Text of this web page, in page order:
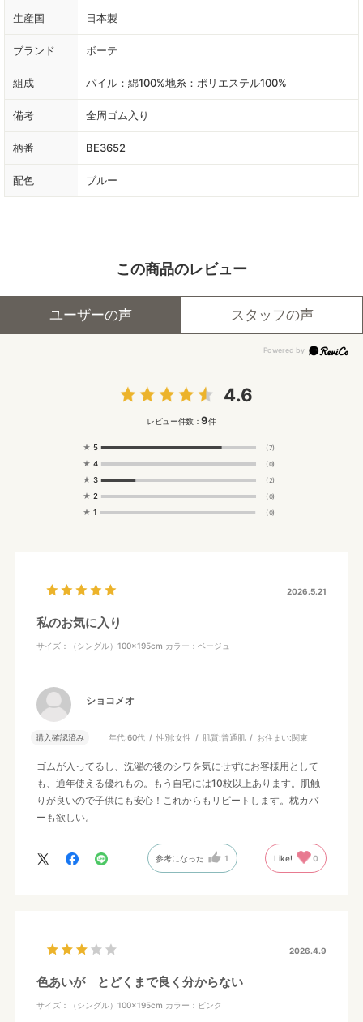
生産国 日本製
ブランド ボーテ
組成 パイル：綿100%地糸：ポリエステル100%
備考 全周ゴム入り
柄番 BE3652
配色 ブルー
この商品のレビュー
ユーザーの声 スタッフの声
4.6
レビュー件数：9件
★ 5 (7)
★ 4 (0)
★ 3 (2)
★ 2 (0)
★ 1 (0)
2026.5.21
私のお気に入り
サイズ：（シングル）100×195cm カラー：ベージュ
ショコメオ
購入確認済み 年代:60代 性別:女性 肌質:普通肌 お住まい:関東
ゴムが入ってるし、洗濯の後のシワを気にせずにお客様用として
も、通年使える優れもの。もう自宅には10枚以上あります。肌触
りが良いので子供にも安心！これからもリピートします。枕カバ
ーも欲しい。
参考になった 1 Like! 0
2026.4.9
色あいが とどくまで良く分からない
サイズ：（シングル）100×195cm カラー：ピンク